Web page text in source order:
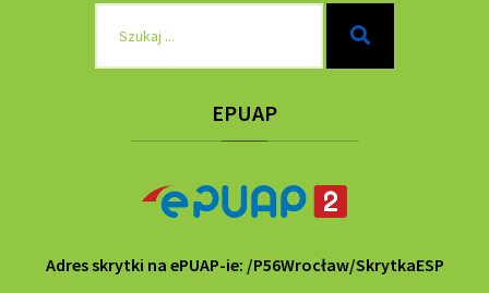
EPUAP
Adres skrytki na ePUAP-ie: /P56Wrocław/SkrytkaESP